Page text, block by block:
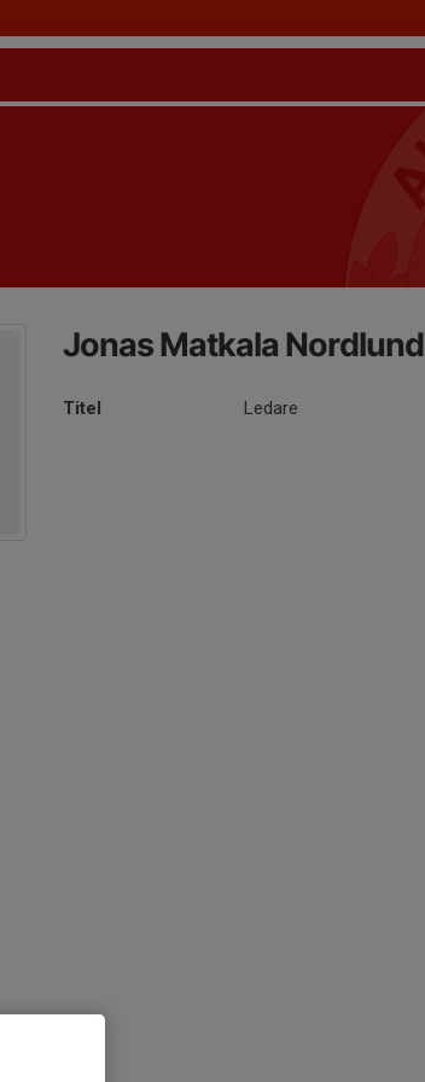
Jonas Matkala Nordlund
Titel Ledare